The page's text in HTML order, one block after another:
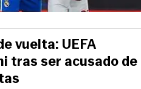
vuelta: UEFA
tras ser acusado de